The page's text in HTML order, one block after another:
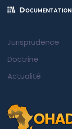
Documentation
Jurisprudence
Doctrine
Actualité